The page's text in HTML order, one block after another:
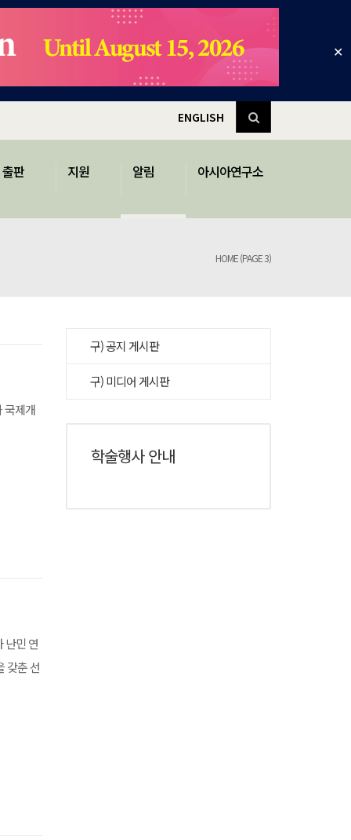
✕
ENGLISH
출판 지원 알림 아시아연구소
HOME(PAGE 3)
국제개
난민 연
갖춘 선
구) 공지 게시판
구) 미디어 게시판
학술행사 안내